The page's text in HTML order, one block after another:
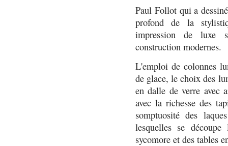
Paul Follot qui a
profond de la
impression de luxe
construction modernes.
L'emploi de colonnes
de glace, le choix des
en dalle de verre avec
avec la richesse des
somptuosité des
lesquelles se
sycomore et des tables